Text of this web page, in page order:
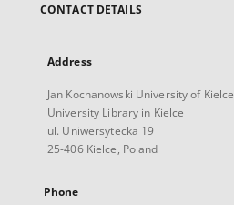
CONTACT DETAILS
Address
Jan Kochanowski University of Kielce
University Library in Kielce
ul. Uniwersytecka 19
25-406 Kielce, Poland
Phone